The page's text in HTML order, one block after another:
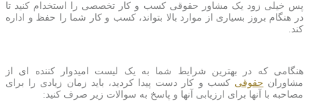
پس خیلی زود یک مشاور حقوقی کسب و کار تخصصی را استخدام کنید تا
در هنگام بروز بسیاری از موارد بالا بتواند، کسب و کار شما را حفظ و اداره
کند.
هنگامی که در بهترین شرایط شما به یک لیست امیدوار کننده ای از
مشاوران حقوقی کسب و کار دست پیدا کردید، باید زمان زیادی را برای
مصاحبه با آنها برای ارزیابی آنها و پاسخ به سوالات زیر صرف کنید: